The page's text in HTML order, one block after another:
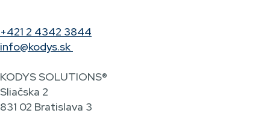
+421 2 4342 3844
info@kodys.sk
KODYS SOLUTIONS®
Sliačska 2
831 02 Bratislava 3